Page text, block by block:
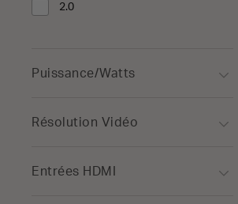
2.0
Affiner par Canaux : 2.0
Puissance/Watts
Résolution Vidéo
Entrées HDMI